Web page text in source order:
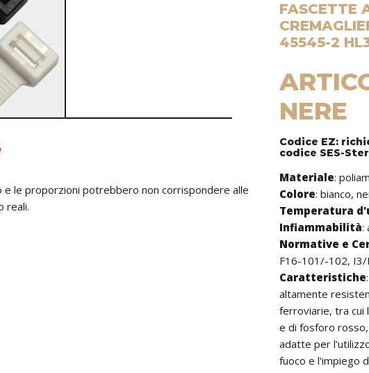
e le proporzioni potrebbero non corrispondere alle
reali.
FASCETTE
45545-2
NERE
Codice EZ:
codice SES-
Materiale:
Colore: bianco,
Temperatura
Infiammabilità:
Normative e
F16-101/-102, I3/
Caratteristiche
altamente
ferroviarie, tra cui
e di fosforo rosso,
adatte per
fuoco e l'impiego